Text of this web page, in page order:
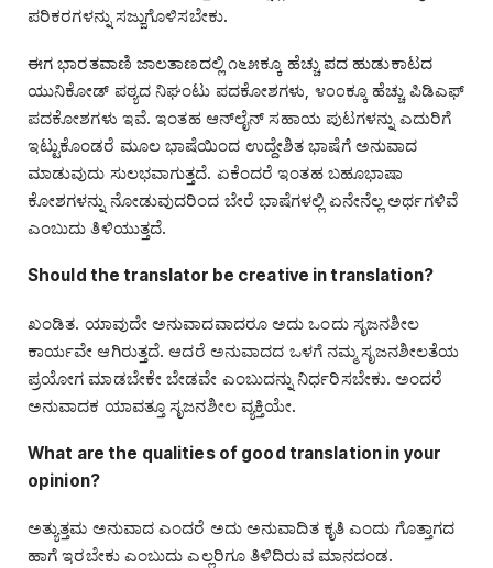
ಪರಿಕರಗಳನ್ನು ಸಜ್ಜುಗೊಳಿಸಬೇಕು.
ಈಗ ಭಾರತವಾಣಿ ಜಾಲತಾಣದಲ್ಲಿ ೧೬೫ಕ್ಕೂ ಹೆಚ್ಚು ಪದ ಹುಡುಕಾಟದ
ಯುನಿಕೋಡ್‌ ಪಠ್ಯದ ನಿಘಂಟು ಪದಕೋಶಗಳು, ೪೦೦ಕ್ಕೂ ಹೆಚ್ಚು ಪಿಡಿಎಫ್‌
ಪದಕೋಶಗಳು ಇವೆ. ಇಂತಹ ಆನ್‌ಲೈನ್‌ ಸಹಾಯ ಪುಟಗಳನ್ನು ಎದುರಿಗೆ
ಇಟ್ಟುಕೊಂಡರೆ ಮೂಲ ಭಾಷೆಯಿಂದ ಉದ್ದೇಶಿತ ಭಾಷೆಗೆ ಅನುವಾದ
ಮಾಡುವುದು ಸುಲಭವಾಗುತ್ತದೆ. ಏಕೆಂದರೆ ಇಂತಹ ಬಹೂಭಾಷಾ
ಕೋಶಗಳನ್ನು ನೋಡುವುದರಿಂದ ಬೇರೆ ಭಾಷೆಗಳಲ್ಲಿ ಏನೇನೆಲ್ಲ ಅರ್ಥಗಳಿವೆ
ಎಂಬುದು ತಿಳಿಯುತ್ತದೆ.
Should the translator be creative in translation?
ಖಂಡಿತ. ಯಾವುದೇ ಅನುವಾದವಾದರೂ ಅದು ಒಂದು ಸೃಜನಶೀಲ
ಕಾರ್ಯವೇ ಆಗಿರುತ್ತದೆ. ಆದರೆ ಅನುವಾದದ ಒಳಗೆ ನಮ್ಮ ಸೃಜನಶೀಲತೆಯ
ಪ್ರಯೋಗ ಮಾಡಬೇಕೇ ಬೇಡವೇ ಎಂಬುದನ್ನು ನಿರ್ಧರಿಸಬೇಕು. ಅಂದರೆ
ಅನುವಾದಕ ಯಾವತ್ತೂ ಸೃಜನಶೀಲ ವ್ಯಕ್ತಿಯೇ.
What are the qualities of good translation in your
opinion?
ಅತ್ಯುತ್ತಮ ಅನುವಾದ ಎಂದರೆ ಅದು ಅನುವಾದಿತ ಕೃತಿ ಎಂದು ಗೊತ್ತಾಗದ
ಹಾಗೆ ಇರಬೇಕು ಎಂಬುದು ಎಲ್ಲರಿಗೂ ತಿಳಿದಿರುವ ಮಾನದಂಡ.